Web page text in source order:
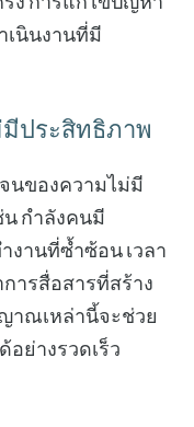
เนินงานที่มี
ประสิทธิภาพ
นของความไม่มี
กำลังคนมี
งานที่ซ้ำซ้อน เวลา
ารสื่อสารที่สร้าง
าณเหล่านี้จะช่วย
ย่างรวดเร็ว